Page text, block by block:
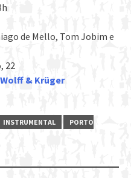
de Mello, Tom Jobim e
22
& Krüger
INSTRUMENTAL
PORTO